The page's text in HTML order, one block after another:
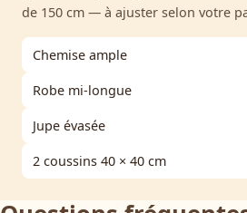
de 150 cm — à ajuster selon votre
Chemise ample
Robe mi-longue
Jupe évasée
2 coussins 40 × 40 cm